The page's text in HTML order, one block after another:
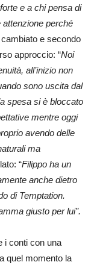
e a chi pensa di
perché
e secondo
approccio: “Noi
all’inizio non
sono uscita dal
spesa si è bloccato
mentre oggi
avendo delle
ma
“Filippo ha un
anche dietro
di Temptation.
giusto per lui”.
i conti con una
quel momento la